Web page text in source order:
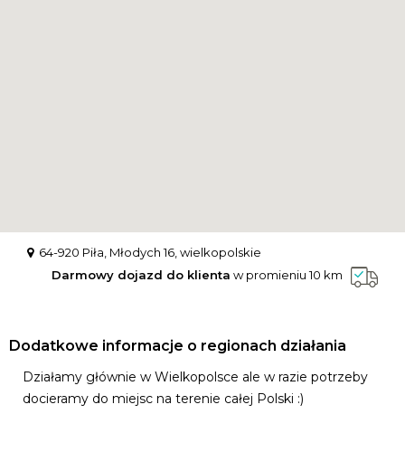
64-920 Piła, Młodych 16, wielkopolskie
Darmowy dojazd do klienta w promieniu 10 km
Dodatkowe informacje o regionach działania
Działamy głównie w Wielkopolsce ale w razie potrzeby
docieramy do miejsc na terenie całej Polski :)